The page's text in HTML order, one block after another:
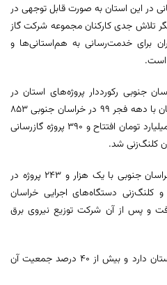
در این استان به‌ صورت قابل توجهی در
تلاش جدی کارکنان مجموعه شرکت گاز
برای خدمت‌رسانی به هم‌استانی‌ها و
است.
رکورددار پروژه‌های استان در
دهه فجر امسال بوده است و همزمان با دهه فجر ۹۹ در خراسان جنوبی ۸۵۳
پروژه گازرسانی با هزینه اجرایی ۶۲۱ میلیارد تومان افتتاح و ۳۹۰ پروژه گازرسانی
هاشمی اظهار داشت: شرکت گاز خراسان جنوبی با یک هزار و ۲۴۳ پروژه در
کلنگ‌زنی دستگاه‌های اجرایی خراسان
و پس از آن شرکت توزیع نیروی برق
استان مرزی خراسان جنوبی ۱۱ شهرستان دارد و بیش از ۴۰ درصد جمعیت آن